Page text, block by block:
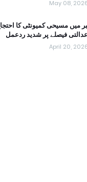
May 08,
میں مسیحی کمیونٹی کا
فیصلے پر شدید ردعمل
April 20,